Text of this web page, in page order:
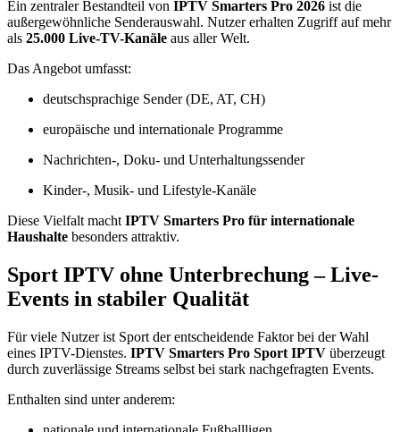
Ein zentraler Bestandteil von IPTV Smarters Pro 2026 ist die
außergewöhnliche Senderauswahl. Nutzer erhalten Zugriff auf mehr
als 25.000 Live-TV-Kanäle aus aller Welt.
Das Angebot umfasst:
deutschsprachige Sender (DE, AT, CH)
europäische und internationale Programme
Nachrichten-, Doku- und Unterhaltungssender
Kinder-, Musik- und Lifestyle-Kanäle
Diese Vielfalt macht IPTV Smarters Pro für internationale
Haushalte besonders attraktiv.
Sport IPTV ohne Unterbrechung – Live-
Events in stabiler Qualität
Für viele Nutzer ist Sport der entscheidende Faktor bei der Wahl
eines IPTV-Dienstes. IPTV Smarters Pro Sport IPTV überzeugt
durch zuverlässige Streams selbst bei stark nachgefragten Events.
Enthalten sind unter anderem: